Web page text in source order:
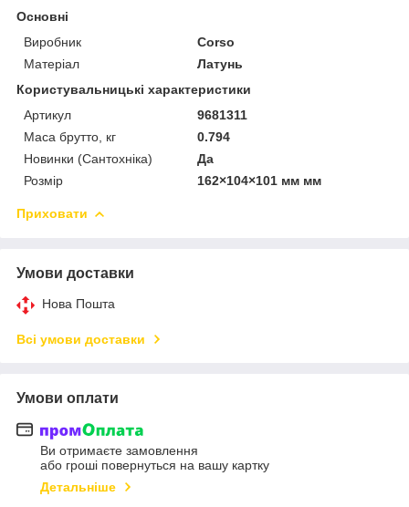
Основні
Виробник
Corso
Матеріал
Латунь
Користувальницькі характеристики
Артикул
9681311
Маса брутто, кг
0.794
Новинки (Сантохніка)
Да
Розмір
162×104×101 мм мм
Приховати
Умови доставки
Нова Пошта
Всі умови доставки
Умови оплати
Ви отримаєте замовлення
або гроші повернуться на вашу картку
Детальніше